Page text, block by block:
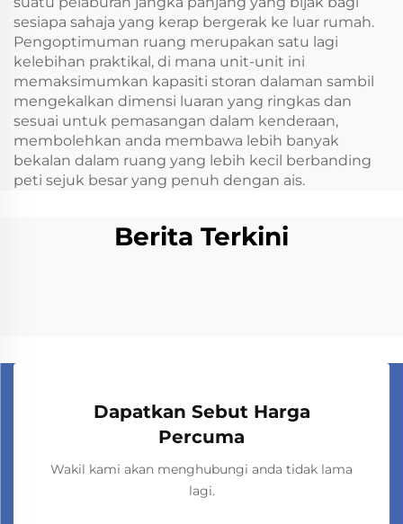
sesiapa sahaja yang kerap bergerak ke luar rumah.
Pengoptimuman ruang merupakan satu lagi
kelebihan praktikal, di mana unit-unit ini
memaksimumkan kapasiti storan dalaman sambil
mengekalkan dimensi luaran yang ringkas dan
sesuai untuk pemasangan dalam kenderaan,
membolehkan anda membawa lebih banyak
bekalan dalam ruang yang lebih kecil berbanding
peti sejuk besar yang penuh dengan ais.
Berita Terkini
Dapatkan Sebut Harga
Percuma
Wakil kami akan menghubungi anda tidak lama
lagi.